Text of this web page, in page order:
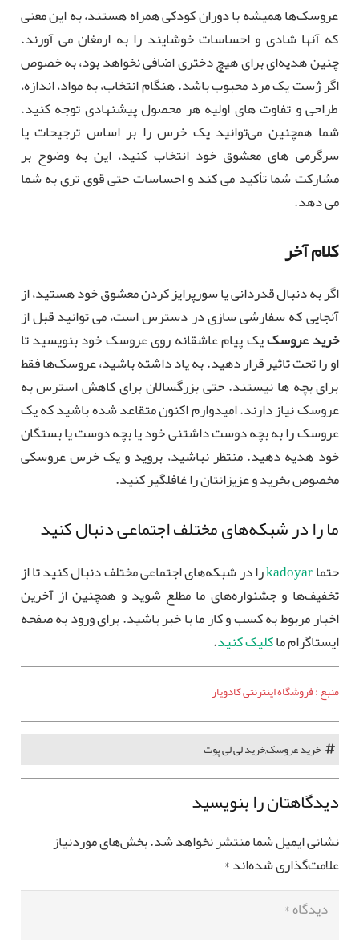
عروسک‌ها همیشه با دوران کودکی همراه هستند، به این معنی
که آنها شادی و احساسات خوشایند را به ارمغان می آورند.
چنین هدیه‌ای برای هیچ دختری اضافی نخواهد بود، به خصوص
اگر ژست یک مرد محبوب باشد. هنگام انتخاب، به مواد، اندازه،
طراحی و تفاوت های اولیه هر محصول پیشنهادی توجه کنید.
شما همچنین می‌توانید یک خرس را بر اساس ترجیحات یا
سرگرمی های معشوق خود انتخاب کنید، این به وضوح بر
مشارکت شما تأکید می کند و احساسات حتی قوی تری به شما
می دهد.
کلام آخر
اگر به دنبال قدردانی یا سورپرایز کردن معشوق خود هستید، از
آنجایی که سفارشی سازی در دسترس است، می توانید قبل از
خرید عروسکیک پیام عاشقانه روی عروسک خود بنویسید تا
او را تحت تاثیر قرار دهید. به یاد داشته باشید، عروسک‌ها فقط
برای بچه ها نیستند. حتی بزرگسالان برای کاهش استرس به
عروسک نیاز دارند. امیدوارم اکنون متقاعد شده باشید که یک
عروسک را به بچه دوست داشتنی خود یا بچه دوست یا بستگان
خود هدیه دهید. منتظر نباشید، بروید و یک خرس عروسکی
مخصوص بخرید و عزیزانتان را غافلگیر کنید.
ما را در شبکه‌های مختلف اجتماعی دنبال کنید
حتماkadoyarرا در شبکه‌های اجتماعی مختلف دنبال کنید تا از
تخفیف‌ها و جشنواره‌های ما مطلع شوید و همچنین از آخرین
اخبار مربوط به کسب و کار ما با خبر باشید. برای ورود به صفحه
ایستاگرام ماکلیک کنید.
منبع : فروشگاه اینترنتی کادویار
خرید عروسک,خرید لی لی پوت
دیدگاهتان را بنویسید
نشانی ایمیل شما منتشر نخواهد شد.بخش‌های موردنیاز
علامت‌گذاری شده‌اند*